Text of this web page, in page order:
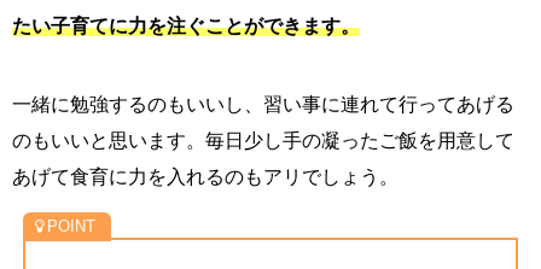
たい子育てに力を注ぐことができます。
一緒に勉強するのもいいし、習い事に連れて行ってあげる
のもいいと思います。毎日少し手の凝ったご飯を用意して
あげて食育に力を入れるのもアリでしょう。